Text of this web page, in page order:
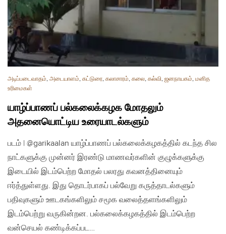
அடிப்படைவாதம், அடையாளம், கட்டுரை, கலாசாரம், கலை, கல்வி, ஜனநாயகம், மனித
உரிமைகள்
யாழ்ப்பாணப் பல்கலைக்கழக மோதலும்
அதனையொட்டிய‌ உரையாடல்களும்
படம் | @garikaalan யாழ்ப்பாணப் பல்கலைக்கழகத்தில் கடந்த சில
நாட்களுக்கு முன்னர் இரண்டு மாணவர்களின் குழுக்களுக்கு
இடையில் இடம்பெற்ற மோதல் பலரது கவனத்தினையும்
ஈர்த்துள்ளது. இது தொடர்பாகப் பல்வேறு கருத்தாடல்களும்
பதிவுகளும் ஊடகங்களிலும் சமூக வலைத்தளங்களிலும்
இடம்பெற்று வருகின்றன. பல்கலைக்கழகத்தில் இடம்பெற்ற
வன்செயல் கண்டிக்கப்பட…